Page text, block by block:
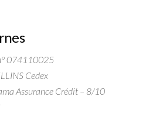
074110025
Cedex
Assurance Crédit – 8/10